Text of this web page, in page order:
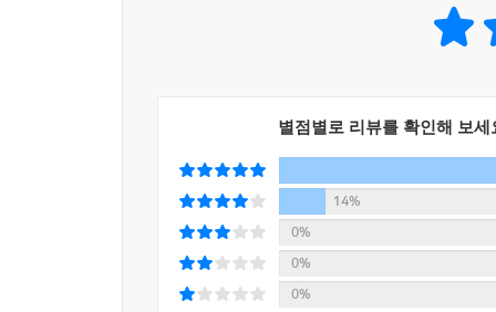
사람들은 대체 누구야!’라고들 한다고. 정통파
들이 무슨 짓을 하는지 알게 뭐람. 기독교도 처녀
“그날이요. 오버올을 입고 있었어요?” 바보 같은
만 찼어. 그리고 화살십자당 모자랑.” 그녀는 그
황을 상상하는 것이 쉽지 않았다. “말했잖니. 나
하나둘 하면서 계단을 올라가서 문을 밀고 외쳤
인 물품은 소지하지 않도록 해 주십시오!’” 그녀
이식됐다. 이 시기는 전후 미국 사회가 ‘정상성
기준으로 정상과 비정상을 가르는 성 보수화 전
옮긴이의 글에서 지적하듯, 트랜스젠더의 정체
장에 올려놓아야 하는 것은 트랜스젠더의 젠더
함을 『다크룸』이 그리는 자장은 분명하게 드러
홀로코스트와 트랜스섹슈얼리티의 역사를 교차하
‘정체성’ 바깥, 존재 본연의 존엄함을 조명하다!
개인의 회고록에서 시대 전체의 역사를 꿰어 낸
예리하고 명료하다. 팔루디의 풍성하고, 시선을
- [엔터테인먼트위클리]
매혹적이다. 팔루디는 아버지의 이야기를 추리소
위대한 작가들은 결국 전기 작가가 된다. 하지
것처럼 만연한 문화적 규범을 해체해 내는 이는 거
별점별로 리뷰를 확인해 보세
14%
0%
0%
0%